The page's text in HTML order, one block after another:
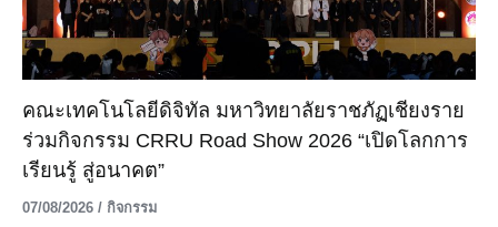
คณะเทคโนโลยีดิจิทัล มหาวิทยาลัยราชภัฏเชียงราย
ร่วมกิจกรรม CRRU Road Show 2026 “เปิดโลกการ
เรียนรู้ สู่อนาคต”
07/08/2026 / กิจกรรม